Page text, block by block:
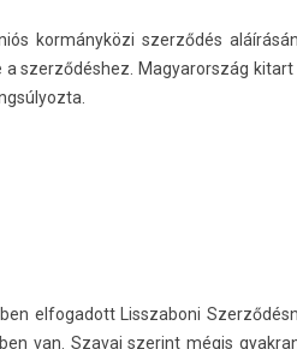
kormányközi szerződés
szerződéshez. Magyarország kitart
el­fogadott Li­sszaboni
van. Szavai szerint mégis